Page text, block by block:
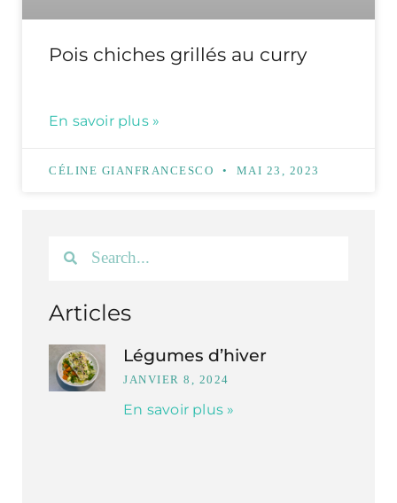
Pois chiches grillés au curry
En savoir plus »
CÉLINE GIANFRANCESCO MAI 23, 2023
Articles
Légumes d’hiver
JANVIER 8, 2024
En savoir plus »